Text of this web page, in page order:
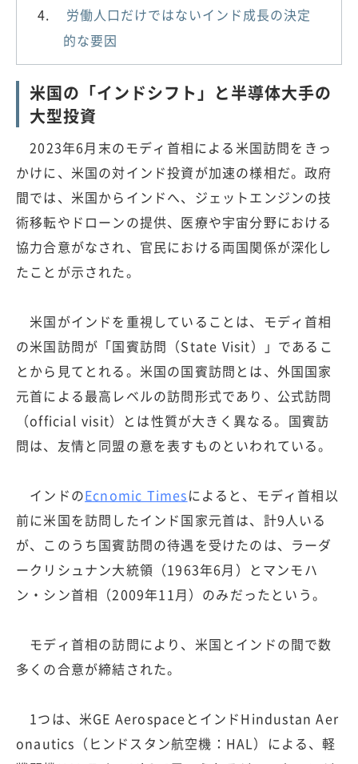
労働人口だけではないインド成長の決定
的な要因
米国の「インドシフト」と半導体大手の
大型投資
2023年6月末のモディ首相による米国訪問をきっ
かけに、米国の対インド投資が加速の様相だ。政府
間では、米国からインドへ、ジェットエンジンの技
術移転やドローンの提供、医療や宇宙分野における
協力合意がなされ、官民における両国関係が深化し
たことが示された。
米国がインドを重視していることは、モディ首相
の米国訪問が「国賓訪問（State Visit）」であるこ
とから見てとれる。米国の国賓訪問とは、外国国家
元首による最高レベルの訪問形式であり、公式訪問
（official visit）とは性質が大きく異なる。国賓訪
問は、友情と同盟の意を表すものといわれている。
インドのEcnomic Timesによると、モディ首相以
前に米国を訪問したインド国家元首は、計9人いる
が、このうち国賓訪問の待遇を受けたのは、ラーダ
ークリシュナン大統領（1963年6月）とマンモハ
ン・シン首相（2009年11月）のみだったという。
モディ首相の訪問により、米国とインドの間で数
多くの合意が締結された。
1つは、米GE AerospaceとインドHindustan Aer
onautics（ヒンドスタン航空機：HAL）による、軽